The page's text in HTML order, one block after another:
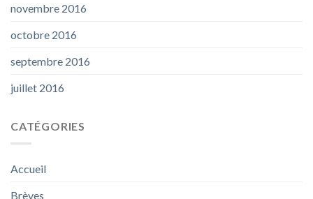
novembre 2016
octobre 2016
septembre 2016
juillet 2016
CATÉGORIES
Accueil
Brèves